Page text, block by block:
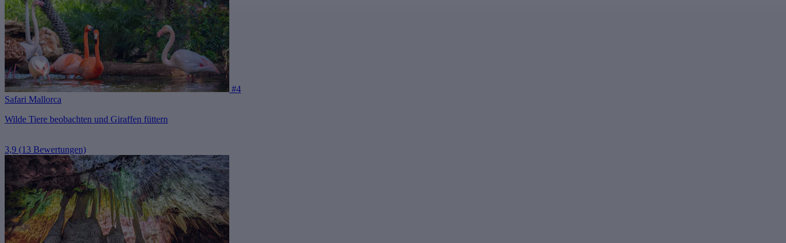
#4
Safari Mallorca
Wilde Tiere beobachten und Giraffen füttern
3,9 (13 Bewertungen)